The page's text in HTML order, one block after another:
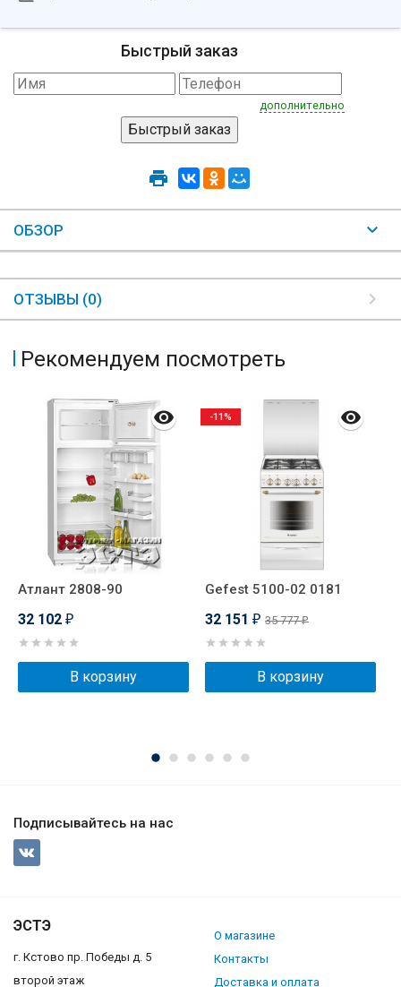
Быстрый заказ
дополнительно
ОБЗОР
ОТЗЫВЫ (0)
Рекомендуем посмотреть
Атлант 2808-90
32 102 ₽
В корзину
Gefest 5100-02 0181
32 151 ₽ 35 777₽
В корзину
-11%
Подписывайтесь на нас
ЭСТЭ
г. Кстово пр. Победы д. 5
второй этаж
О магазине
Контакты
Доставка и оплата